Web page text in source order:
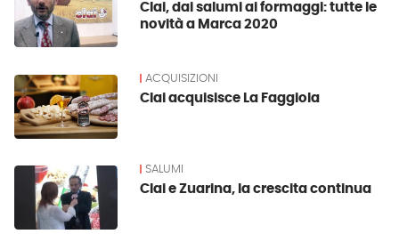
Clai, dai salumi ai formaggi: tutte le
novità a Marca 2020
ACQUISIZIONI
Clai acquisisce La Faggiola
SALUMI
Clai e Zuarina, la crescita continua